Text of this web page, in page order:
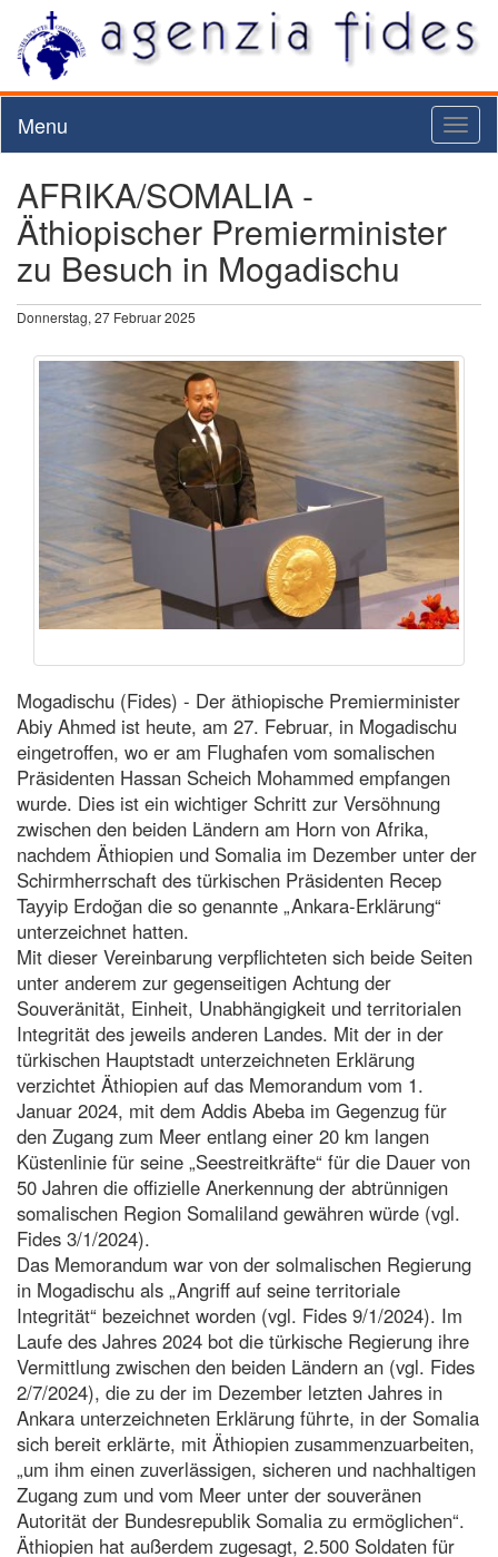
Menu
AFRIKA/SOMALIA -
Äthiopischer Premierminister
zu Besuch in Mogadischu
Donnerstag, 27 Februar 2025
Mogadischu (Fides) - Der äthiopische Premierminister
Abiy Ahmed ist heute, am 27. Februar, in Mogadischu
eingetroffen, wo er am Flughafen vom somalischen
Präsidenten Hassan Scheich Mohammed empfangen
wurde. Dies ist ein wichtiger Schritt zur Versöhnung
zwischen den beiden Ländern am Horn von Afrika,
nachdem Äthiopien und Somalia im Dezember unter der
Schirmherrschaft des türkischen Präsidenten Recep
Tayyip Erdoğan die so genannte „Ankara-Erklärung“
unterzeichnet hatten.
Mit dieser Vereinbarung verpflichteten sich beide Seiten
unter anderem zur gegenseitigen Achtung der
Souveränität, Einheit, Unabhängigkeit und territorialen
Integrität des jeweils anderen Landes. Mit der in der
türkischen Hauptstadt unterzeichneten Erklärung
verzichtet Äthiopien auf das Memorandum vom 1.
Januar 2024, mit dem Addis Abeba im Gegenzug für
den Zugang zum Meer entlang einer 20 km langen
Küstenlinie für seine „Seestreitkräfte“ für die Dauer von
50 Jahren die offizielle Anerkennung der abtrünnigen
somalischen Region Somaliland gewähren würde (vgl.
Fides 3/1/2024).
Das Memorandum war von der solmalischen Regierung
in Mogadischu als „Angriff auf seine territoriale
Integrität“ bezeichnet worden (vgl. Fides 9/1/2024). Im
Laufe des Jahres 2024 bot die türkische Regierung ihre
Vermittlung zwischen den beiden Ländern an (vgl. Fides
2/7/2024), die zu der im Dezember letzten Jahres in
Ankara unterzeichneten Erklärung führte, in der Somalia
sich bereit erklärte, mit Äthiopien zusammenzuarbeiten,
„um ihm einen zuverlässigen, sicheren und nachhaltigen
Zugang zum und vom Meer unter der souveränen
Autorität der Bundesrepublik Somalia zu ermöglichen“.
Äthiopien hat außerdem zugesagt, 2.500 Soldaten für